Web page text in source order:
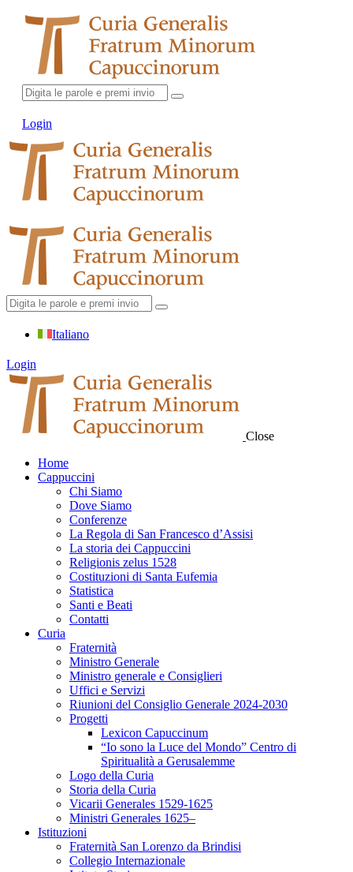
Login
Italiano
Login
Close
Home
Cappuccini
Chi Siamo
Dove Siamo
Conferenze
La Regola di San Francesco d’Assisi
La storia dei Cappuccini
Religionis zelus 1528
Costituzioni di Santa Eufemia
Statistica
Santi e Beati
Contatti
Curia
Fraternità
Ministro Generale
Ministro generale e Consiglieri
Uffici e Servizi
Riunioni del Consiglio Generale 2024-2030
Progetti
Lexicon Capuccinum
“Io sono la Luce del Mondo” Centro di
Spiritualità a Gerusalemme
Logo della Curia
Storia della Curia
Vicarii Generales 1529-1625
Ministri Generales 1625–
Istituzioni
Fraternità San Lorenzo da Brindisi
Collegio Internazionale